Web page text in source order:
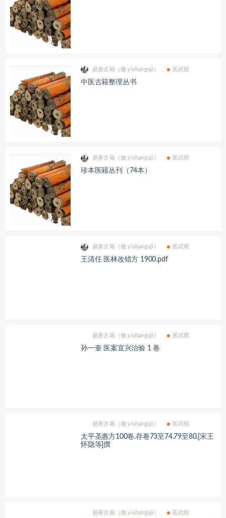
易善古籍（微:yishanguji） 医武馆
中医古籍整理丛书
易善古籍（微:yishanguji） 医武馆
珍本医籍丛刊（74本）
易善古籍（微:yishanguji） 医武馆
王清任 医林改错方 1900.pdf
易善古籍（微:yishanguji） 医武馆
孙一奎 医案宜兴治验 1 卷
易善古籍（微:yishanguji） 医武馆
太平圣惠方100卷.存卷73至74.79至80.[宋王
怀隐等]撰
易善古籍（微:yishanguji） 医武馆